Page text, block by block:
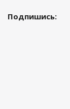
Подпишись: